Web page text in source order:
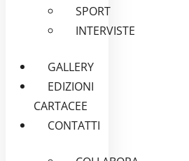
SPORT
INTERVISTE
GALLERY
EDIZIONI
CARTACEE
CONTATTI